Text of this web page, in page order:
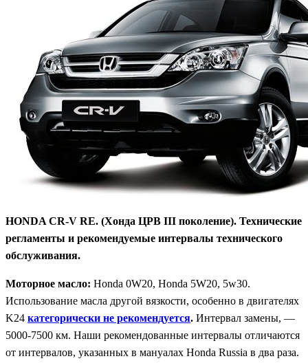
HONDA CR-V RE. (Хонда ЦРВ III поколение). Технические
регламенты и рекомендуемые интервалы технического
обслуживания.
Моторное масло: Honda 0W20, Honda 5W20, 5w30.
Использование масла другой вязкости, особенно в двигателях
K24 категорически не рекомендуется. Интервал замены, —
5000-7500 км. Наши рекомендованные интервалы отличаются
от интервалов, указанных в мануалах Honda Russia в два раза.